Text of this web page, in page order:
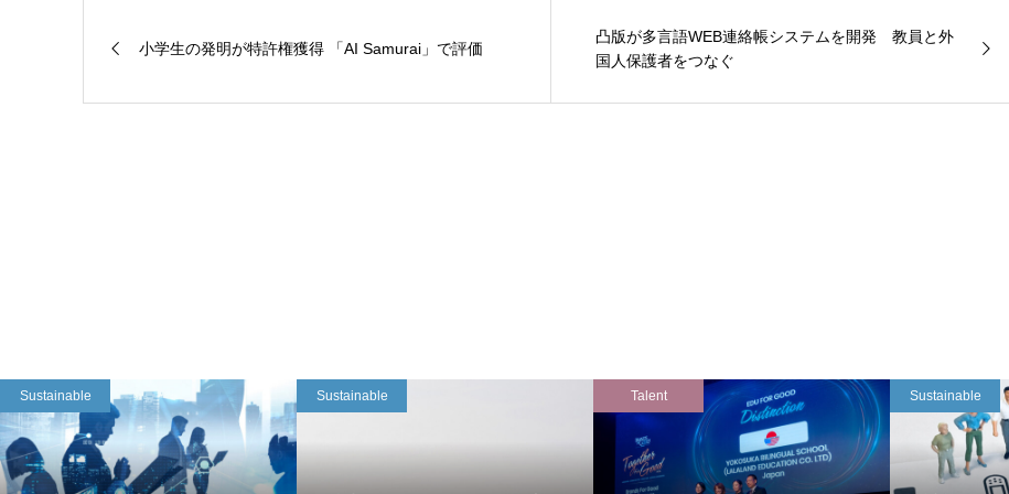
小学生の発明が特許権獲得 「AI Samurai」で評価
凸版が多言語WEB連絡帳システムを開発 教員と外
国人保護者をつなぐ
Sustainable Sustainable Talent Sustainable